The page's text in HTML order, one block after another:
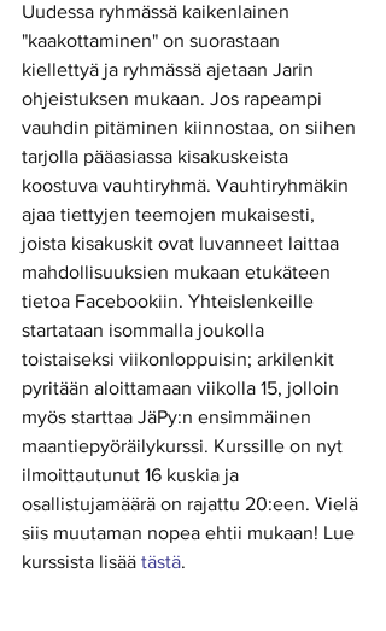
Uudessa ryhmässä kaikenlainen
"kaakottaminen" on suorastaan
kiellettyä ja ryhmässä ajetaan Jarin
ohjeistuksen mukaan. Jos rapeampi
vauhdin pitäminen kiinnostaa, on siihen
tarjolla pääasiassa kisakuskeista
koostuva vauhtiryhmä. Vauhtiryhmäkin
ajaa tiettyjen teemojen mukaisesti,
joista kisakuskit ovat luvanneet laittaa
mahdollisuuksien mukaan etukäteen
tietoa Facebookiin. Yhteislenkeille
startataan isommalla joukolla
toistaiseksi viikonloppuisin; arkilenkit
pyritään aloittamaan viikolla 15, jolloin
myös starttaa JäPy:n ensimmäinen
maantiepyöräilykurssi. Kurssille on nyt
ilmoittautunut 16 kuskia ja
osallistujamäärä on rajattu 20:een. Vielä
siis muutaman nopea ehtii mukaan! Lue
kurssista lisää tästä.